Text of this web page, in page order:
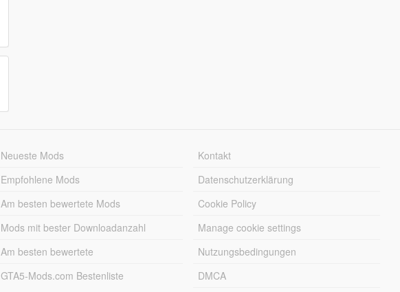
Neueste Mods
Empfohlene Mods
Am besten bewertete Mods
Mods mit bester Downloadanzahl
Am besten bewertete
GTA5-Mods.com Bestenliste
Kontakt
Datenschutzerklärung
Cookie Policy
Manage cookie settings
Nutzungsbedingungen
DMCA